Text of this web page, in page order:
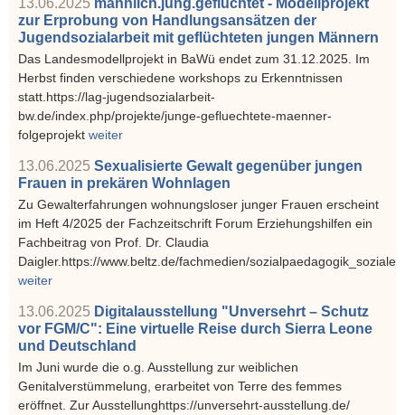
zur Erprobung von Handlungsansätzen der
Jugendsozialarbeit mit geflüchteten jungen Männern
Das Landesmodellprojekt in BaWü endet zum 31.12.2025. Im
Herbst finden verschiedene workshops zu Erkenntnissen
statt.https://lag-jugendsozialarbeit-
bw.de/index.php/projekte/junge-gefluechtete-maenner-
folgeprojekt weiter
13.06.2025 Sexualisierte Gewalt gegenüber jungen
Frauen in prekären Wohnlagen
Zu Gewalterfahrungen wohnungsloser junger Frauen erscheint
im Heft 4/2025 der Fachzeitschrift Forum Erziehungshilfen ein
Fachbeitrag von Prof. Dr. Claudia
Daigler.https://www.beltz.de/fachmedien/
weiter
13.06.2025 Digitalausstellung "Unversehrt – Schutz
vor FGM/C": Eine virtuelle Reise durch Sierra Leone
und Deutschland
Im Juni wurde die o.g. Ausstellung zur weiblichen
Genitalverstümmelung, erarbeitet von Terre des femmes
eröffnet. Zur Ausstellunghttps://unversehrt-ausstellung.de/